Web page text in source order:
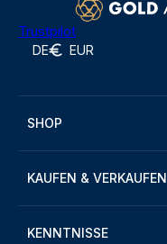
Trustpilot
DE EUR
SHOP
KAUFEN & VERKAUFEN
KENNTNISSE